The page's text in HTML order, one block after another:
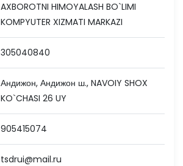
AXBOROTNI HIMOYALASH BO`LIMI
KOMPYUTER XIZMATI MARKAZI
305040840
Андижон, Андижон ш., NAVOIY SHOX
KO`CHASI 26 UY
905415074
tsdrui@mail.ru